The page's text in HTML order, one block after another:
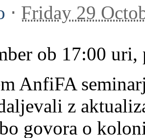
⋅ Friday 29
ob 17:00 uri,
AnfiFA
z
govora o